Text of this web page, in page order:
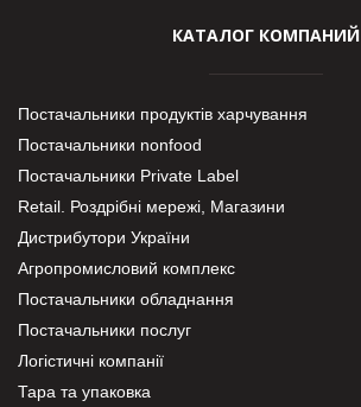
КАТАЛОГ КОМПАНИЙ
Постачальники продуктів харчування
Постачальники nonfood
Постачальники Private Label
Retail. Роздрібні мережі, Магазини
Дистрибутори України
Агропромисловий комплекс
Постачальники обладнання
Постачальники послуг
Логістичні компанії
Тара та упаковка